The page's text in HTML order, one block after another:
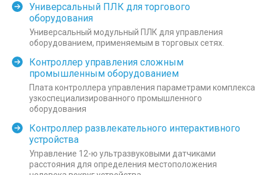
Универсальный ПЛК для торгового
оборудования
Универсальный модульный ПЛК для управления
оборудованием, применяемым в торговых сетях.
Контроллер управления сложным
промышленным оборудованием
Плата контроллера управления параметрами комплекса
узкоспециализированного промышленного
оборудования
Контроллер развлекательного интерактивного
устройства
Управление 12-ю ультразвуковыми датчиками
расстояния для определения местоположения